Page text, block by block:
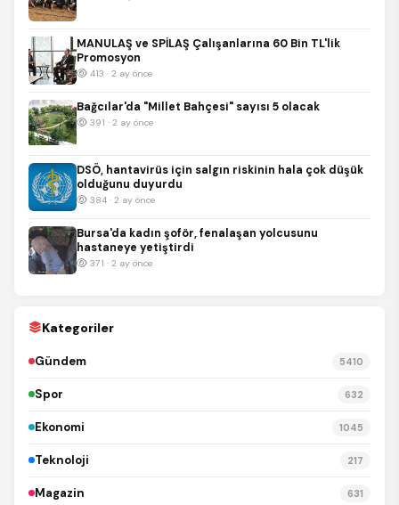
MANULAŞ ve SPİLAŞ Çalışanlarına 60 Bin TL'lik
Promosyon
413 · 2 ay önce
Bağcılar'da "Millet Bahçesi" sayısı 5 olacak
391 · 2 ay önce
DSÖ, hantavirüs için salgın riskinin hala çok düşük
olduğunu duyurdu
384 · 2 ay önce
Bursa'da kadın şoför, fenalaşan yolcusunu
hastaneye yetiştirdi
371 · 2 ay önce
Kategoriler
Gündem 5410
Spor 632
Ekonomi 1045
Teknoloji 217
Magazin 631